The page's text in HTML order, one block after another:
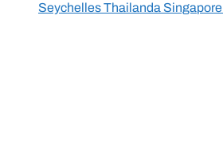
SeychellesThailanda Singapore